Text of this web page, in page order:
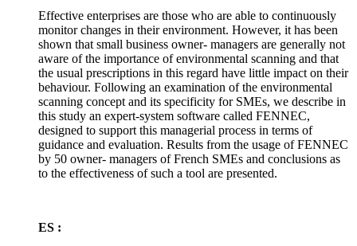
Effective enterprises are those who are able to continuously
monitor changes in their environment. However, it has been
shown that small business owner- managers are generally not
aware of the importance of environmental scanning and that
the usual prescriptions in this regard have little impact on their
behaviour. Following an examination of the environmental
scanning concept and its specificity for SMEs, we describe in
this study an expert-system software called FENNEC,
designed to support this managerial process in terms of
guidance and evaluation. Results from the usage of FENNEC
by 50 owner- managers of French SMEs and conclusions as
to the effectiveness of such a tool are presented.
ES :